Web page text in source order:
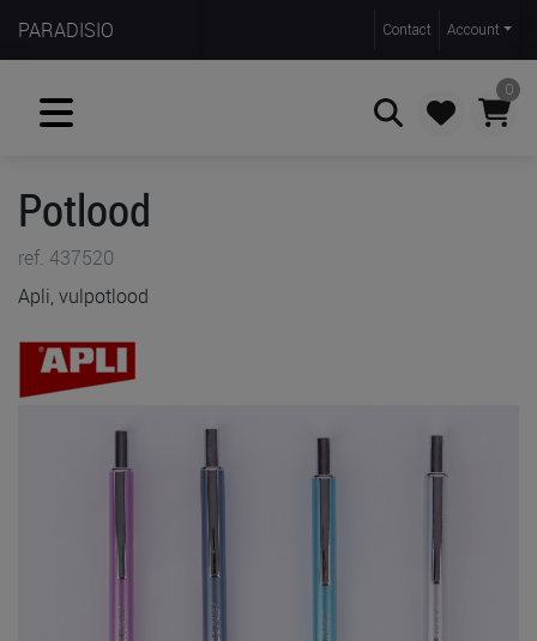
PARADISIO Contact Account
0
Potlood
ref. 437520
Apli, vulpotlood